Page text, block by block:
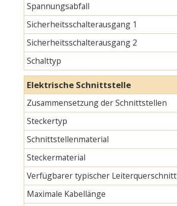
Spannungsabfall
Sicherheitsschalterausgang 1
Sicherheitsschalterausgang 2
Schalttyp
Elektrische Schnittstelle
Zusammensetzung der Schnittstellen
Steckertyp
Schnittstellenmaterial
Steckermaterial
Verfügbarer typischer Leiterquerschnitt
Maximale Kabellänge